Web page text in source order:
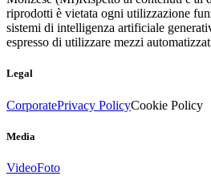
riprodotti è vietata ogni utilizzazione
sistemi di intelligenza artificiale
espresso di utilizzare mezzi
Legal
CorporatePrivacy PolicyCookie Policy
Media
VideoFoto